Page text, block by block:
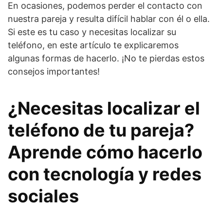
En ocasiones, podemos perder el contacto con
nuestra pareja y resulta difícil hablar con él o ella.
Si este es tu caso y necesitas localizar su
teléfono, en este artículo te explicaremos
algunas formas de hacerlo. ¡No te pierdas estos
consejos importantes!
¿Necesitas localizar el
teléfono de tu pareja?
Aprende cómo hacerlo
con tecnología y redes
sociales